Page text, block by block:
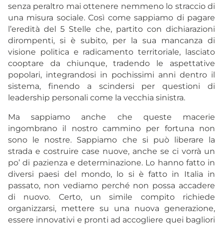
senza peraltro mai ottenere nemmeno lo straccio di
una misura sociale. Così come sappiamo di pagare
l’eredità del 5 Stelle che, partito con dichiarazioni
dirompenti, si è subito, per la sua mancanza di
visione politica e radicamento territoriale, lasciato
cooptare da chiunque, tradendo le aspettative
popolari, integrandosi in pochissimi anni dentro il
sistema, finendo a scindersi per questioni di
leadership personali come la vecchia sinistra.
Ma sappiamo anche che queste macerie
ingombrano il nostro cammino per fortuna non
sono le nostre. Sappiamo che si può liberare la
strada e costruire case nuove, anche se ci vorrà un
po’ di pazienza e determinazione. Lo hanno fatto in
diversi paesi del mondo, lo si è fatto in Italia in
passato, non vediamo perché non possa accadere
di nuovo. Certo, un simile compito richiede
organizzarsi, mettere su una nuova generazione,
essere innovativi e pronti ad accogliere quei bagliori